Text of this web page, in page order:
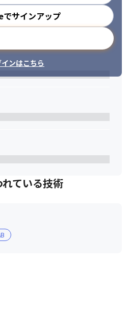
サインアップ
インはこちら
ている技術